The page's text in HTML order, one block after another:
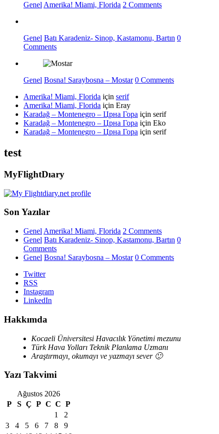
Genel Amerika! Miami, Florida 2 Comments
Genel Batı Karadeniz- Sinop, Kastamonu, Bartın 0
Comments
Genel Bosna! Saraybosna – Mostar 0 Comments
Amerika! Miami, Florida için serif
Amerika! Miami, Florida için Eray
Karadağ – Montenegro – Црна Гора için serif
Karadağ – Montenegro – Црна Гора için Eko
Karadağ – Montenegro – Црна Гора için serif
test
MyFlightDıary
Son Yazılar
Genel Amerika! Miami, Florida 2 Comments
Genel Batı Karadeniz- Sinop, Kastamonu, Bartın 0
Comments
Genel Bosna! Saraybosna – Mostar 0 Comments
Twitter
RSS
Instagram
LinkedIn
Hakkımda
Kocaeli Üniversitesi Havacılık Yönetimi mezunu
Türk Hava Yolları Teknik Planlama Uzmanı
Araştırmayı, okumayı ve yazmayı sever 🙂
Yazı Takvimi
Ağustos 2026
P
S Ç P C C P
1
2
3
4 5 6 7 8
9